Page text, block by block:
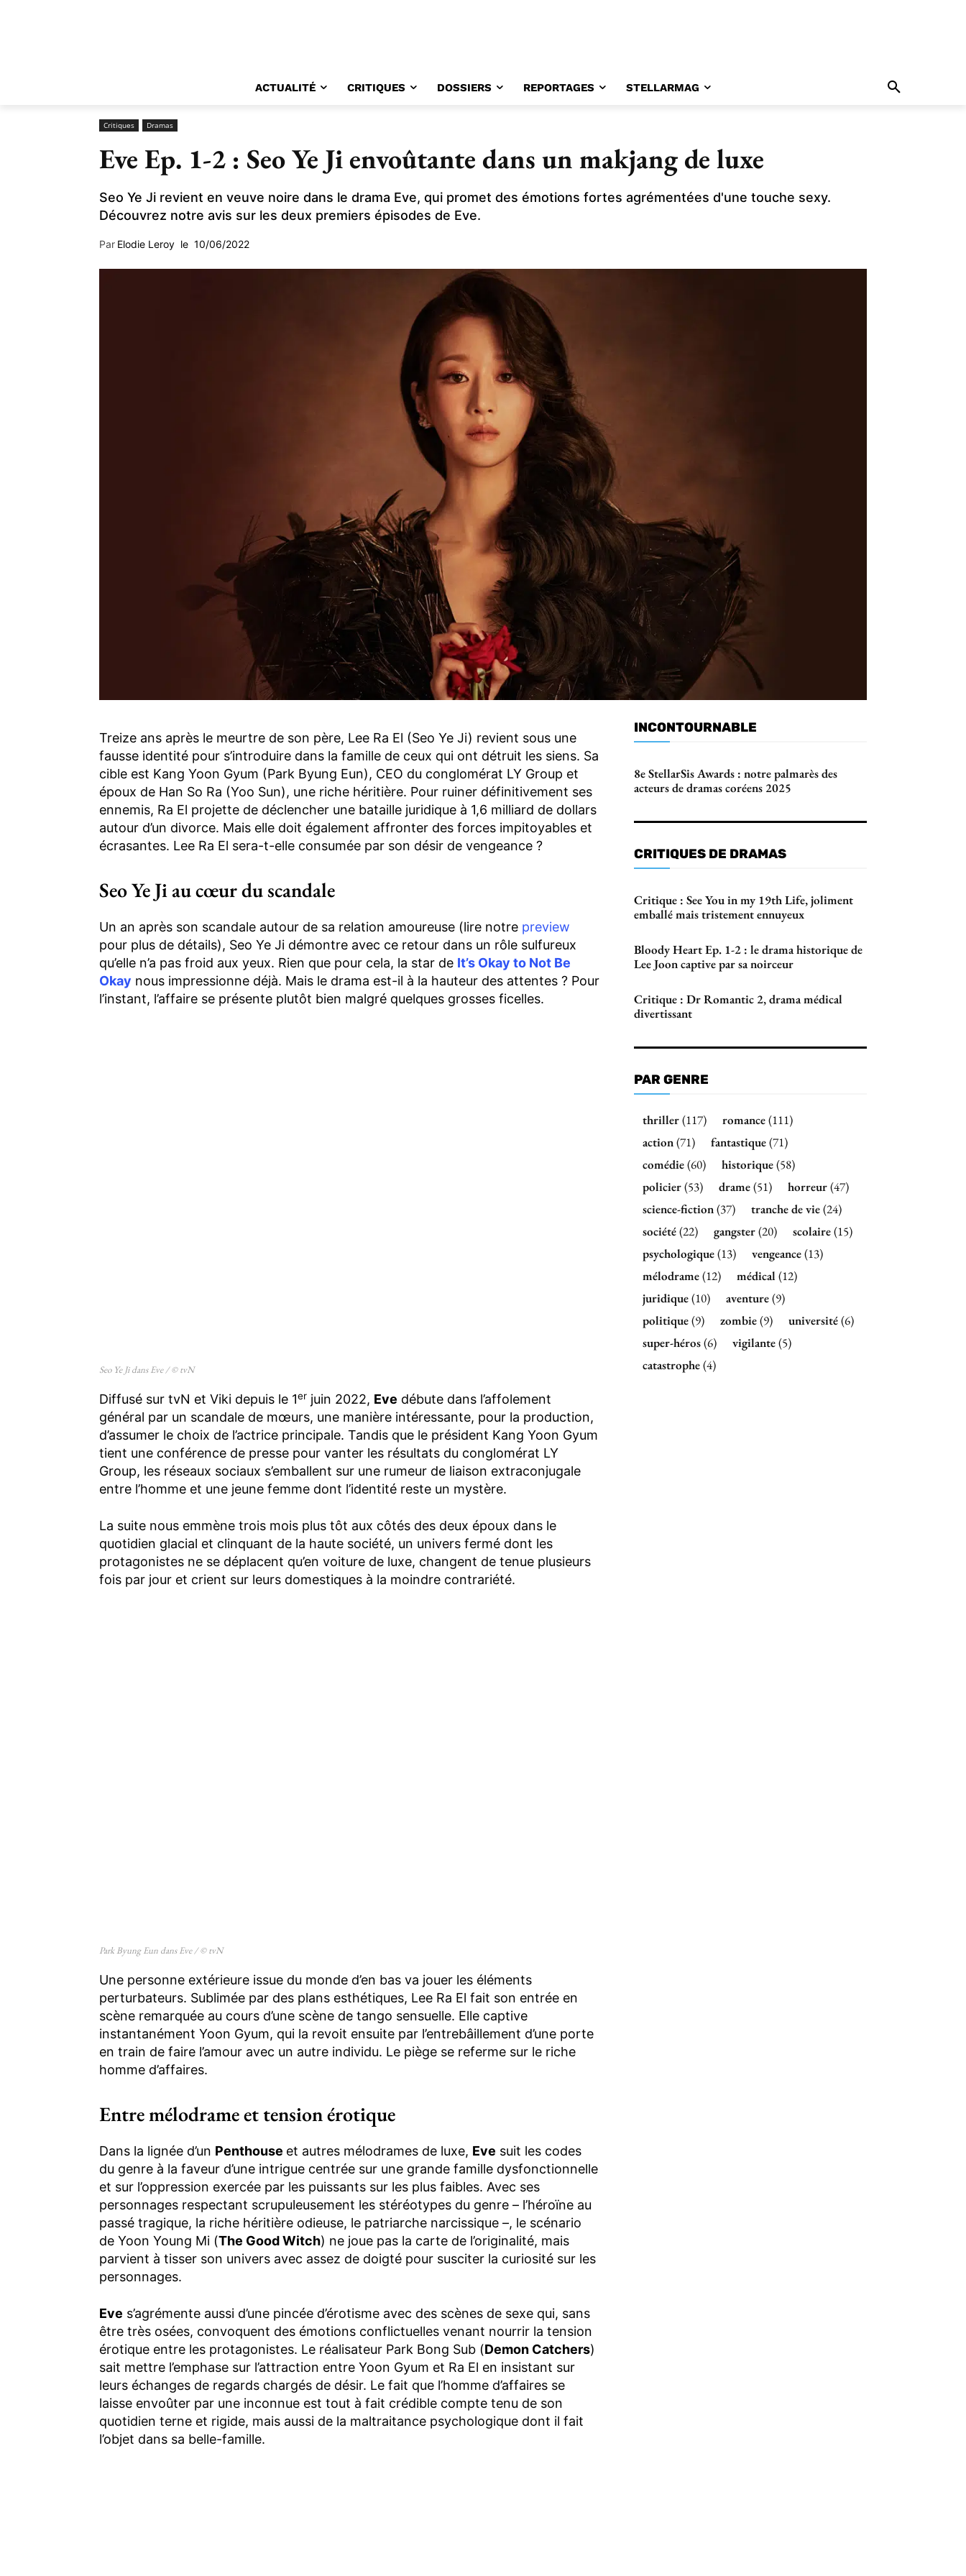
ACTUALITÉ CRITIQUES DOSSIERS REPORTAGES STELLARMAG
Critiques Dramas
Eve Ep. 1-2 : Seo Ye Ji envoûtante dans un makjang de luxe
Seo Ye Ji revient en veuve noire dans le drama Eve, qui promet des émotions fortes agrémentées d'une touche sexy.
Découvrez notre avis sur les deux premiers épisodes de Eve.
Par Elodie Leroy le 10/06/2022
Treize ans après le meurtre de son père, Lee Ra El (Seo Ye Ji) revient sous une
fausse identité pour s’introduire dans la famille de ceux qui ont détruit les siens. Sa
cible est Kang Yoon Gyum (Park Byung Eun), CEO du conglomérat LY Group et
époux de Han So Ra (Yoo Sun), une riche héritière. Pour ruiner définitivement ses
ennemis, Ra El projette de déclencher une bataille juridique à 1,6 milliard de dollars
autour d’un divorce. Mais elle doit également affronter des forces impitoyables et
écrasantes. Lee Ra El sera-t-elle consumée par son désir de vengeance ?
Seo Ye Ji au cœur du scandale
Un an après son scandale autour de sa relation amoureuse (lire notre preview
pour plus de détails), Seo Ye Ji démontre avec ce retour dans un rôle sulfureux
qu’elle n’a pas froid aux yeux. Rien que pour cela, la star de It’s Okay to Not Be
Okay nous impressionne déjà. Mais le drama est-il à la hauteur des attentes ? Pour
l’instant, l’affaire se présente plutôt bien malgré quelques grosses ficelles.
Seo Ye Ji dans Eve / © tvN
Diffusé sur tvN et Viki depuis le 1er juin 2022, Eve débute dans l’affolement
général par un scandale de mœurs, une manière intéressante, pour la production,
d’assumer le choix de l’actrice principale. Tandis que le président Kang Yoon Gyum
tient une conférence de presse pour vanter les résultats du conglomérat LY
Group, les réseaux sociaux s’emballent sur une rumeur de liaison extraconjugale
entre l’homme et une jeune femme dont l’identité reste un mystère.
La suite nous emmène trois mois plus tôt aux côtés des deux époux dans le
quotidien glacial et clinquant de la haute société, un univers fermé dont les
protagonistes ne se déplacent qu’en voiture de luxe, changent de tenue plusieurs
fois par jour et crient sur leurs domestiques à la moindre contrariété.
Park Byung Eun dans Eve / © tvN
Une personne extérieure issue du monde d’en bas va jouer les éléments
perturbateurs. Sublimée par des plans esthétiques, Lee Ra El fait son entrée en
scène remarquée au cours d’une scène de tango sensuelle. Elle captive
instantanément Yoon Gyum, qui la revoit ensuite par l’entrebâillement d’une porte
en train de faire l’amour avec un autre individu. Le piège se referme sur le riche
homme d’affaires.
Entre mélodrame et tension érotique
Dans la lignée d’un Penthouse et autres mélodrames de luxe, Eve suit les codes
du genre à la faveur d’une intrigue centrée sur une grande famille dysfonctionnelle
et sur l’oppression exercée par les puissants sur les plus faibles. Avec ses
personnages respectant scrupuleusement les stéréotypes du genre – l’héroïne au
passé tragique, la riche héritière odieuse, le patriarche narcissique –, le scénario
de Yoon Young Mi (The Good Witch) ne joue pas la carte de l’originalité, mais
parvient à tisser son univers avec assez de doigté pour susciter la curiosité sur les
personnages.
Eve s’agrémente aussi d’une pincée d’érotisme avec des scènes de sexe qui, sans
être très osées, convoquent des émotions conflictuelles venant nourrir la tension
érotique entre les protagonistes. Le réalisateur Park Bong Sub (Demon Catchers)
sait mettre l’emphase sur l’attraction entre Yoon Gyum et Ra El en insistant sur
leurs échanges de regards chargés de désir. Le fait que l’homme d’affaires se
laisse envoûter par une inconnue est tout à fait crédible compte tenu de son
quotidien terne et rigide, mais aussi de la maltraitance psychologique dont il fait
l’objet dans sa belle-famille.
INCONTOURNABLE
8e StellarSis Awards : notre palmarès des
acteurs de dramas coréens 2025
CRITIQUES DE DRAMAS
Critique : See You in my 19th Life, joliment
emballé mais tristement ennuyeux
Bloody Heart Ep. 1-2 : le drama historique de
Lee Joon captive par sa noirceur
Critique : Dr Romantic 2, drama médical
divertissant
PAR GENRE
thriller(117) romance(111)
action(71) fantastique(71)
comédie(60) historique(58)
policier(53) drame(51) horreur(47)
science-fiction(37) tranche de vie(24)
société(22) gangster(20) scolaire(15)
psychologique(13) vengeance(13)
mélodrame(12) médical(12)
juridique(10) aventure(9)
politique(9) zombie(9) université(6)
super-héros(6) vigilante(5)
catastrophe(4)